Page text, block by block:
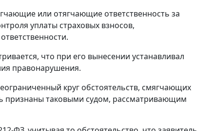
или отягчающие ответственность за
уплаты страховых взносов,
что при его вынесении устанавливал
правонарушения.
круг обстоятельств, смягчающих
признаны таковыми судом, рассматривающим